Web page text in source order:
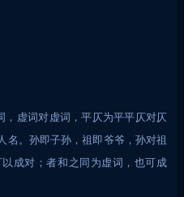
，虚词对虚词，平仄为平平仄对仄
名。孙即子孙，祖即爷爷，孙对祖
成对；者和之同为虚词，也可成